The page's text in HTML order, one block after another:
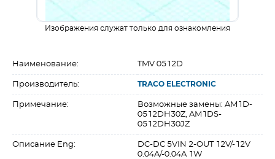
Изображения служат только для ознакомления
Наименование: TMV 0512D
Производитель: TRACO ELECTRONIC
Примечание:
Возможные замены: AM1D-
0512DH30Z, AM1DS-
0512DH30JZ
Описание Eng:
DC-DC 5VIN 2-OUT 12V/-12V
0.04A/-0.04A 1W